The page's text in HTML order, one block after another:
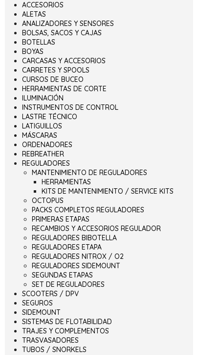
ACCESORIOS
ALETAS
ANALIZADORES Y SENSORES
BOLSAS, SACOS Y CAJAS
BOTELLAS
BOYAS
CARCASAS Y ACCESORIOS
CARRETES Y SPOOLS
CURSOS DE BUCEO
HERRAMIENTAS DE CORTE
ILUMINACIÓN
INSTRUMENTOS DE CONTROL
LASTRE TÉCNICO
LATIGUILLOS
MÁSCARAS
ORDENADORES
REBREATHER
REGULADORES
MANTENIMIENTO DE REGULADORES
HERRAMIENTAS
KITS DE MANTENIMIENTO / SERVICE KITS
OCTOPUS
PACKS COMPLETOS REGULADORES
PRIMERAS ETAPAS
RECAMBIOS Y ACCESORIOS REGULADOR
REGULADORES BIBOTELLA
REGULADORES ETAPA
REGULADORES NITROX / O2
REGULADORES SIDEMOUNT
SEGUNDAS ETAPAS
SET DE REGULADORES
SCOOTERS / DPV
SEGUROS
SIDEMOUNT
SISTEMAS DE FLOTABILIDAD
TRAJES Y COMPLEMENTOS
TRASVASADORES
TUBOS / SNORKELS